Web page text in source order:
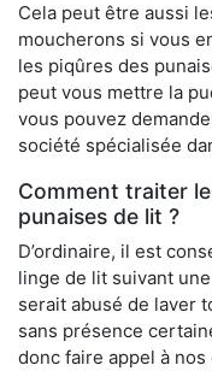
Cela peut être aussi
moucherons si vous
les piqûres des
peut vous mettre la
vous pouvez
société spécialisée
Comment traiter
punaises de lit ?
D’ordinaire, il est
linge de lit suivant
serait abusé de laver
sans présence
donc faire appel à